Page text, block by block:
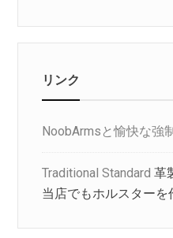
リンク
NoobArmsと愉快な強
Traditional Standard 革
当店でもホルスターを